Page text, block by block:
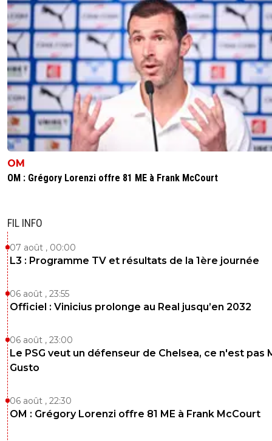
OM
OM : Grégory Lorenzi offre 81 ME à Frank McCourt
FIL INFO
07 août , 00:00
L3 : Programme TV et résultats de la 1ère journée
06 août , 23:55
Officiel : Vinicius prolonge au Real jusqu’en 2032
06 août , 23:00
Le PSG veut un défenseur de Chelsea, ce n'est pas
Gusto
06 août , 22:30
OM : Grégory Lorenzi offre 81 ME à Frank McCourt